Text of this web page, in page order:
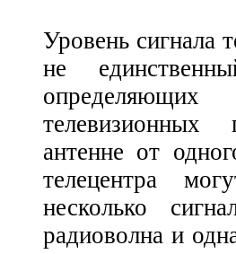
Уровень сигнала
не
антенне от
телецентра
несколько
радиоволна и